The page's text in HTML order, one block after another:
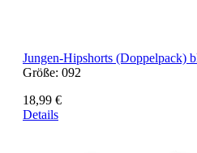
Jungen-Hipshorts (Doppelpack)
Größe: 092
18,99 €
Details